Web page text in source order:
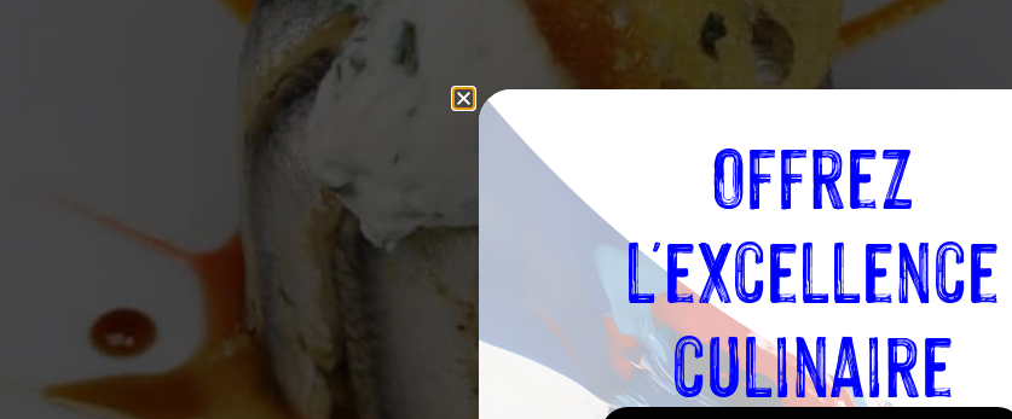
Offrez
l'excellence
culinaire